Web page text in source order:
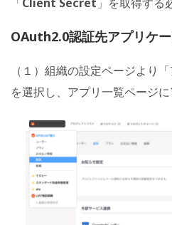
OAuth2.0認証先アプリケ
（１）組織の設定ページより
を選択し、アプリ一覧ページ